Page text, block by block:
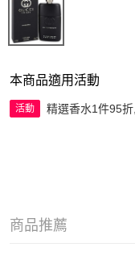
本商品適用活動
活動 精選香水1件95
商品推薦